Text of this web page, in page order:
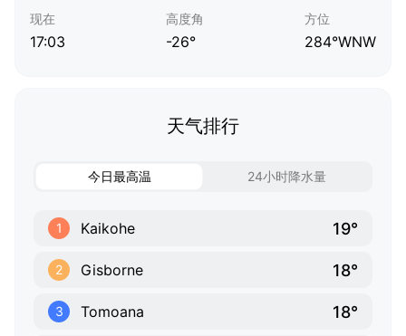
现在
17:03
高度角
-26°
方位
284°WNW
天气排行
今日最高温 24小时降水量
1 Kaikohe 19°
2 Gisborne 18°
3 Tomoana 18°